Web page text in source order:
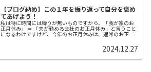
【ブログ納め】この１年を振り返って自分を褒め
てあげよう！
私は特に時間には縛りが無いものですから、「我が家のお
正月休み」 ＝ 「夫が勤める会社のお正月休み」と言うこと
になるわけですけど、今年のお正月休みは、通常のお正月
2024.12.27